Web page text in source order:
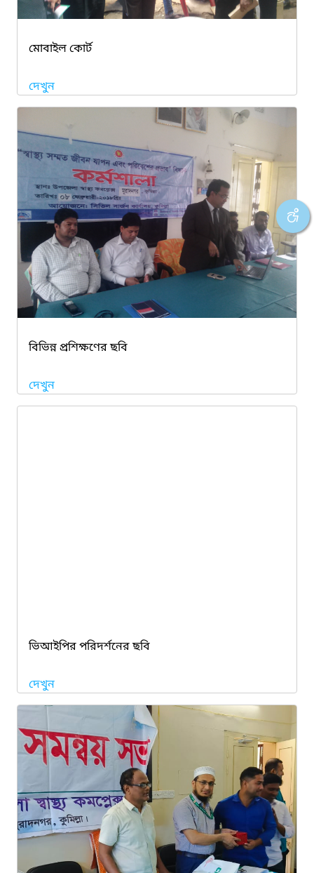
মোবাইল কোর্ট
দেখুন
বিভিন্ন প্রশিক্ষণের ছবি
দেখুন
ভিআইপির পরিদর্শনের ছবি
দেখুন